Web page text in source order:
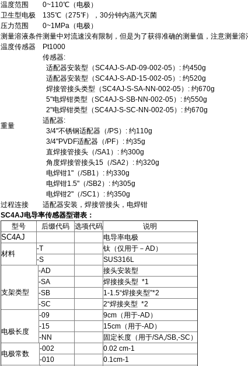
温度范围
0~110℃（电极）
卫生型电极
135℃（275℉），30分钟内蒸汽灭菌
压力范围
0~1MPa（电极）
测量溶液条件测量中对流速没有限制，但是为了获得准确的测量值，注意测量溶
温度传感器
Pt1000
重量
传感器:
适配器安装型（SC4AJ-S-AD-09-002-05）: 约450g
适配器安装型（SC4AJ-S-AD-15-002-05）: 约520g
焊接管接头类型（SC4AJ-S-SA-NN-002-05）: 约670g
5"电焊钳类型（SC4AJ-S-SB-NN-002-05）: 约550g
2"电焊钳类型（SC4AJ-S-SC-NN-002-05）: 约670g
适配器:
3/4"不锈钢适配器（/PS）: 约110g
3/4"PVDF适配器（/PF）: 约35g
直焊接管接头（/SA1）: 约300g
角度焊接管接头15（/SA2）: 约320g
电焊钳1"（/SB1）: 约330g
电焊钳1.5"（/SB2）: 约305g
电焊钳2"（/SC1）: 约350g
过程连接
适配器安装，焊接管接头，电焊钳
SC4AJ电导率传感器型谱表：
型号
后缀代码 选项代码 说明
SC4AJ
电导率电极
材料
-T
钛（仅用于－AD）
-S
SUS316L
支架类型
-AD
接头安装型
-SA
焊接接头型 *1
-SB
1-1.5“焊接夹型”*2
-SC
2“焊接夹型 *2
电极长度
-09 9cm（ 用于-AD）
-15
15cm（ 用于-AD）
-NN
固定长度（用于/SA,/SB,-SC）
电极常数
-002 0.02 cm-1
-010
0.1cm-1